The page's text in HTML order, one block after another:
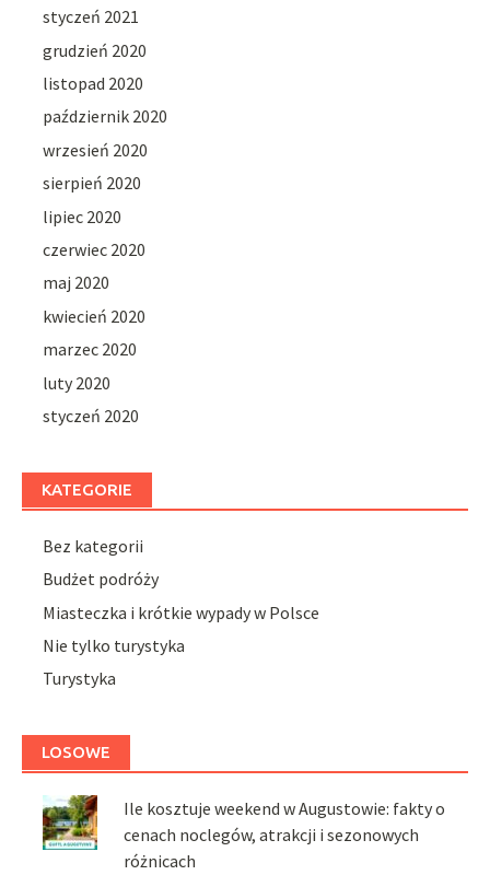
styczeń 2021
grudzień 2020
listopad 2020
październik 2020
wrzesień 2020
sierpień 2020
lipiec 2020
czerwiec 2020
maj 2020
kwiecień 2020
marzec 2020
luty 2020
styczeń 2020
KATEGORIE
Bez kategorii
Budżet podróży
Miasteczka i krótkie wypady w Polsce
Nie tylko turystyka
Turystyka
LOSOWE
Ile kosztuje weekend w Augustowie: fakty o
cenach noclegów, atrakcji i sezonowych
różnicach